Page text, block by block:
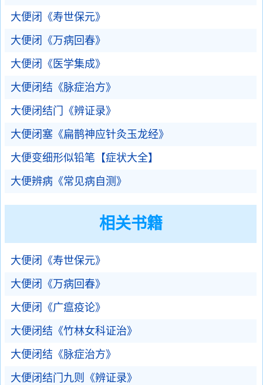
大便闭《寿世保元》
大便闭《万病回春》
大便闭《医学集成》
大便闭结《脉症治方》
大便闭结门《辨证录》
大便闭塞《扁鹊神应针灸玉龙经》
大便变细形似铅笔【症状大全】
大便辨病《常见病自测》
相关书籍
大便闭《寿世保元》
大便闭《万病回春》
大便闭《广瘟疫论》
大便闭结《竹林女科证治》
大便闭结《脉症治方》
大便闭结门九则《辨证录》